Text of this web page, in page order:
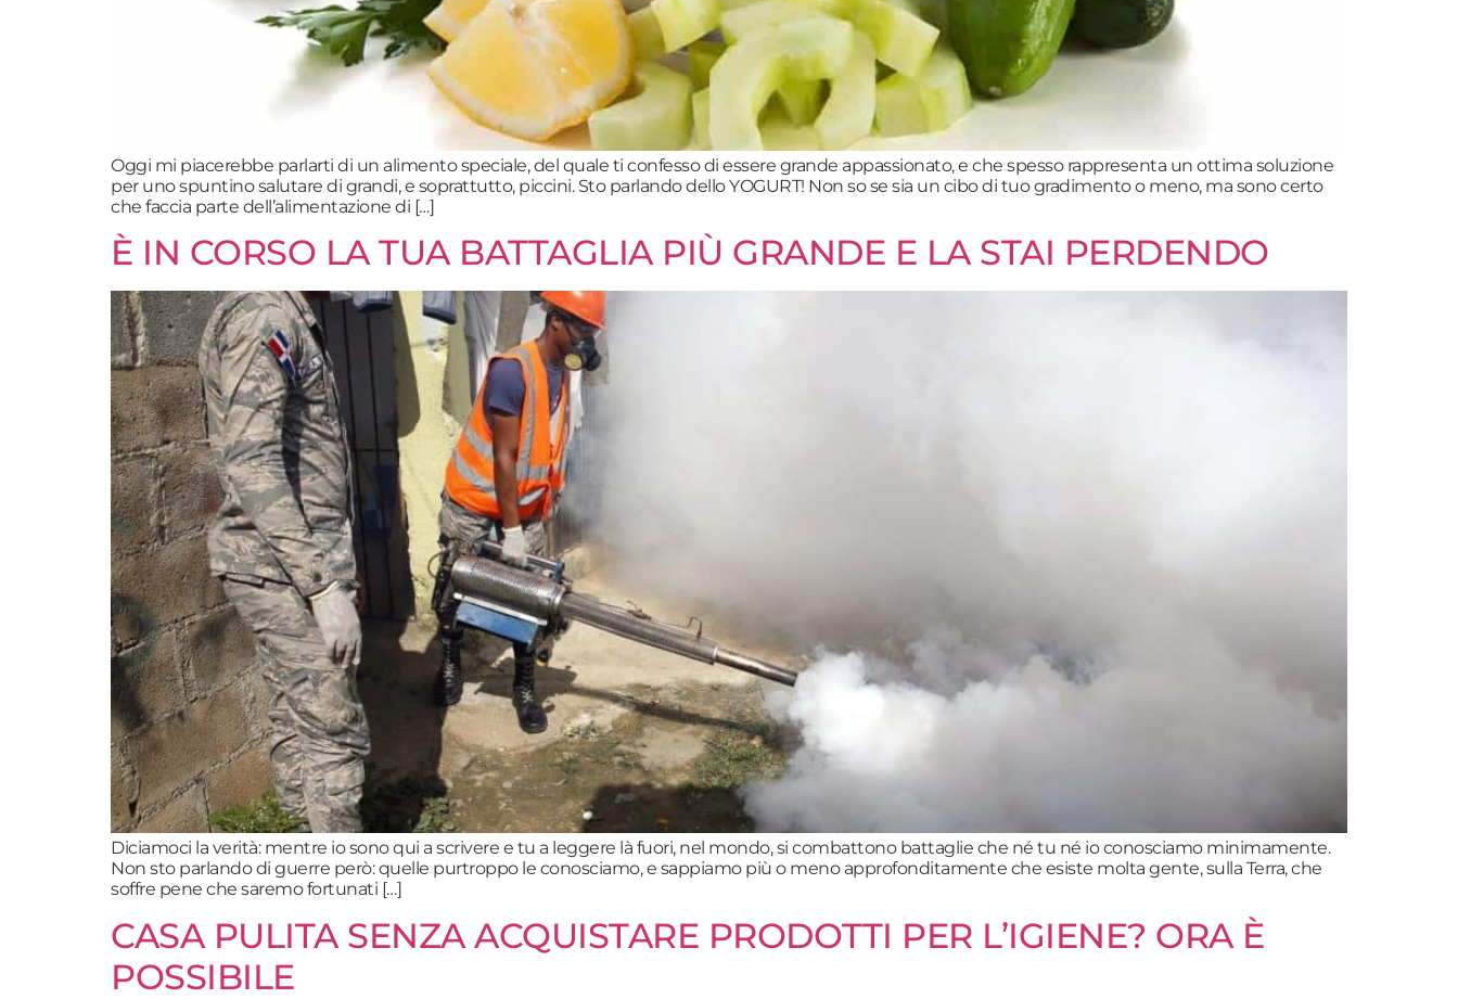
Oggi mi piacerebbe parlarti di un alimento speciale, del quale ti confesso di essere grande appassionato, e che spesso rappresenta un ottima soluzione
per uno spuntino salutare di grandi, e soprattutto, piccini. Sto parlando dello YOGURT! Non so se sia un cibo di tuo gradimento o meno, ma sono certo
che faccia parte dell’alimentazione di […]
È IN CORSO LA TUA BATTAGLIA PIÙ GRANDE E LA STAI PERDENDO
Diciamoci la verità: mentre io sono qui a scrivere e tu a leggere là fuori, nel mondo, si combattono battaglie che né tu né io conosciamo minimamente.
Non sto parlando di guerre però: quelle purtroppo le conosciamo, e sappiamo più o meno approfonditamente che esiste molta gente, sulla Terra, che
soffre pene che saremo fortunati […]
CASA PULITA SENZA ACQUISTARE PRODOTTI PER L’IGIENE? ORA È
POSSIBILE